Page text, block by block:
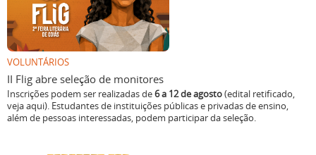
VOLUNTÁRIOS
II Flig abre seleção de monitores
Inscrições podem ser realizadas de6 a 12 de agosto(edital retificado,
veja aqui). Estudantes de instituições públicas e privadas de ensino,
além de pessoas interessadas, podem participar da seleção.